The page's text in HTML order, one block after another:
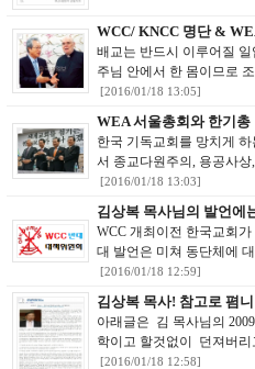
WCC/ KNCC 명단 &
배교는 반드시 이루어질
주님 안에서 한 몸이므로
[2016/01/18 13:05]
WEA 서울총회와 한기
한국 기독교회를 망치게
서 종교다원주의, 용공사
[2016/01/18 13:03]
김상복 목사님의 발언에
WCC 개최이전 한국교회
대 발언은 미쳐 동단체에
[2016/01/18 12:59]
김상복 목사! 참고로 폄
아래글은 김 목사님의
학이고 할것없이 던져버
[2016/01/18 12:58]